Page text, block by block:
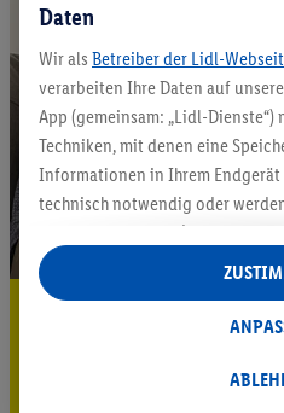
5.95 €
Daten
Wir als Betreiber der Lidl-
verarbeiten Ihre Daten auf
App (gemeinsam: „Lidl-
Techniken, mit denen eine
Informationen in Ihrem
technisch notwendig oder
auch durch Partner (u.a.
Verantwortliche; im
insgesamt
Statistik-Erstellung oder für
Datenverarbeitungen für